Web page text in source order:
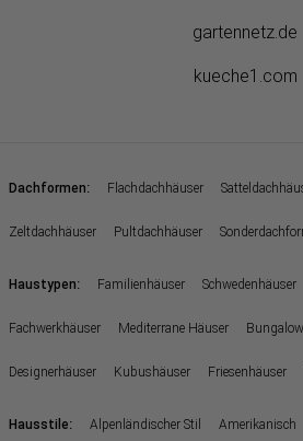
gartennetz.de
kueche1.com
Dachformen: Flachdachhäuser
Zeltdachhäuser Pultdachhäuser
Haustypen: Familienhäuser Schwedenhäuser
Fachwerkhäuser Mediterrane Häuser
Designerhäuser Kubushäuser Friesenhäuser
Hausstile: Alpenländischer Stil Amerikanisch